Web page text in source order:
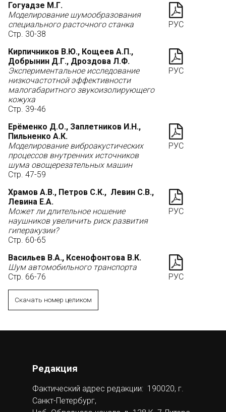
Гогуадзе М.Г.
Моделирование шумообразования
специального расточного станка
Стр. 30-38
РУС
Кирпичников В.Ю., Кощеев А.П.,
Добрынин Д.Г., Дроздова Л.Ф.
Экспериментальное исследование
низкочастотной эффективности
малогабаритного звукоизолирующего
кожуха
Стр. 39-46
РУС
Ерёменко Д.О., Заплетников И.Н.,
Пильненко А.К.
Моделирование виброакустических
процессов внутренних источников
шума овощерезательных машин
Стр. 47-59
РУС
Храмов А.В., Петров С.К., Левин С.В.,
Левина Е.А.
Может ли длительное ношение
наушников увеличить риск развития
гиперакузии?
Стр. 60-65
РУС
Васильев В.А., Ксенофонтова В.К.
Шум автомобильного транспорта
Стр. 66-76
РУС
Скачать номер целиком
Редакция
Фактический адрес редакции: 190020, г.
Санкт-Петербург,